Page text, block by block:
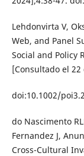
Lehdonvirta V,
Web, and Panel
Social and Policy
[Consultado el
doi:10.1002/
do Nascimento
Fernandez J,
Cross-Cultural